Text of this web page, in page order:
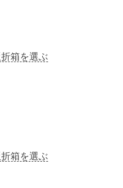
箱を選ぶ
箱を選ぶ